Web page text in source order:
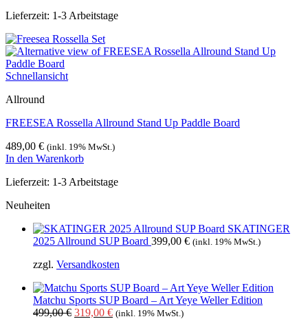
Produkt
mehrere
Varianten
auf.
Die
können
der
Produktseite
gewählt
werden
Lieferzeit: 1-3 Arbeitstage
Schnellansicht
Allround
FREESEA Rossella Allround Stand Up Paddle Board
489,00 € (inkl. 19% MwSt.)
In den Warenkorb
Lieferzeit: 1-3 Arbeitstage
Neuheiten
SKATINGER
2025 Allround SUP Board 399,00 € (inkl. 19% MwSt.)
zzgl. Versandkosten
Matchu Sports SUP Board – Art Yeye Weller Edition
499,00€ Ursprünglicher
319,00 €Aktueller
(inkl. 19% MwSt.)